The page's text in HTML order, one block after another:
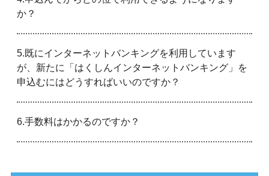
か？
5.既にインターネットバンキングを利用しています
が、新たに「はくしんインターネットバンキング」を
申込むにはどうすればいいのですか？
6.手数料はかかるのですか？